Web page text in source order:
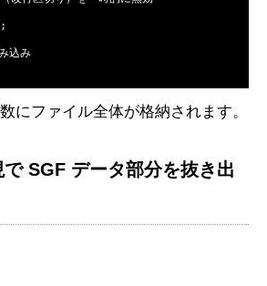
;
込み
にファイル全体が格納されます。
で SGF データ部分を抜き出